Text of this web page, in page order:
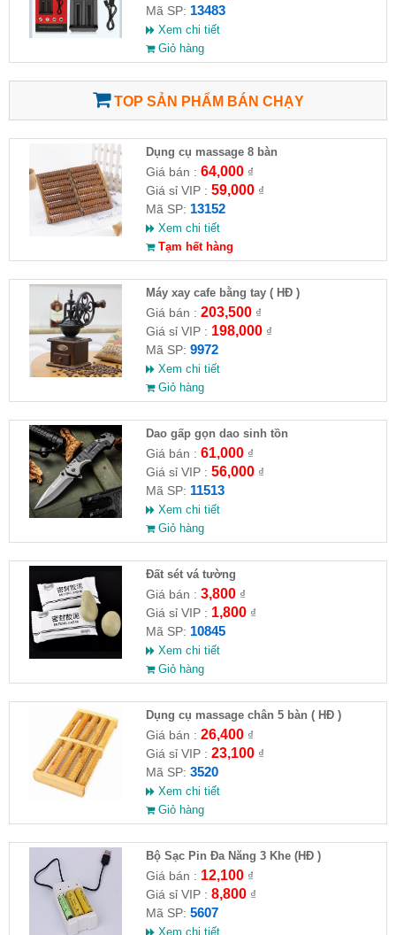
Mã SP: 13483
Xem chi tiết
Giỏ hàng
TOP SẢN PHẨM BÁN CHẠY
Dụng cụ massage 8 bàn
Giá bán : 64,000₫
Giá sỉ VIP : 59,000₫
Mã SP: 13152
Xem chi tiết
Tạm hết hàng
Máy xay cafe bằng tay ( HĐ )
Giá bán : 203,500₫
Giá sỉ VIP : 198,000₫
Mã SP: 9972
Xem chi tiết
Giỏ hàng
Dao gấp gọn dao sinh tồn
Giá bán : 61,000₫
Giá sỉ VIP : 56,000₫
Mã SP: 11513
Xem chi tiết
Giỏ hàng
Đất sét vá tường
Giá bán : 3,800₫
Giá sỉ VIP : 1,800₫
Mã SP: 10845
Xem chi tiết
Giỏ hàng
Dụng cụ massage chân 5 bàn ( HĐ )
Giá bán : 26,400₫
Giá sỉ VIP : 23,100₫
Mã SP: 3520
Xem chi tiết
Giỏ hàng
Bộ Sạc Pin Đa Năng 3 Khe (HĐ )
Giá bán : 12,100₫
Giá sỉ VIP : 8,800₫
Mã SP: 5607
Xem chi tiết